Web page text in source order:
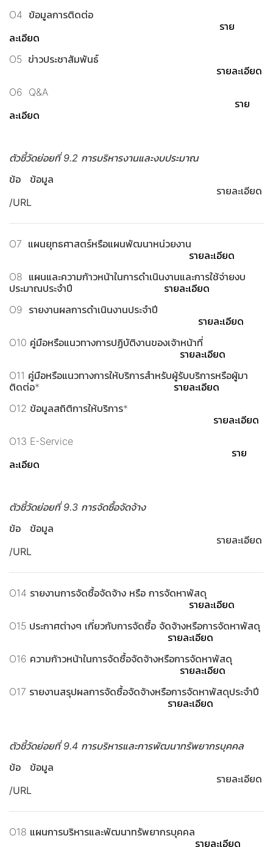
O4 ข้อมูลการติดต่อ
ราย
ละเอียด
O5 ข่าวประชาสัมพันธ์
รายละเอียด
O6 Q&A
ราย
ละเอียด
ตัวชี้วัดย่อยที่ 9.2 การบริหารงานและงบประมาณ
ข้อ ข้อมูล
รายละเอียด
/URL
O7 แผนยุทธศาสตร์หรือแผนพัฒนาหน่วยงาน
รายละเอียด
O8 แผนและความก้าวหน้าในการดำเนินงานและการใช้จ่ายงบ
ประมาณประจำปี รายละเอียด
O9 รายงานผลการดำเนินงานประจำปี
รายละเอียด
O10 คู่มือหรือแนวทางการปฏิบัติงานของเจ้าหน้าที่
รายละเอียด
O11 คู่มือหรือแนวทางการให้บริการสำหรับผู้รับบริการหรือผู้มา
ติดต่อ* รายละเอียด
O12 ข้อมูลสถิติการให้บริการ*
รายละเอียด
O13 E-Service
ราย
ละเอียด
ตัวชี้วัดย่อยที่ 9.3 การจัดซื้อจัดจ้าง
ข้อ ข้อมูล
รายละเอียด
/URL
O14 รายงานการจัดซื้อจัดจ้าง หรือ การจัดหาพัสดุ
รายละเอียด
O15 ประกาศต่างๆ เกี่ยวกับการจัดซื้อ จัดจ้างหรือการจัดหาพัสดุ
รายละเอียด
O16 ความก้าวหน้าในการจัดซื้อจัดจ้างหรือการจัดหาพัสดุ
รายละเอียด
O17 รายงานสรุปผลการจัดซื้อจัดจ้างหรือการจัดหาพัสดุประจำปี
รายละเอียด
ตัวชี้วัดย่อยที่ 9.4 การบริหารและการพัฒนาทรัพยากรบุคคล
ข้อ ข้อมูล
รายละเอียด
/URL
O18 แผนการบริหารและพัฒนาทรัพยากรบุคคล
รายละเอียด